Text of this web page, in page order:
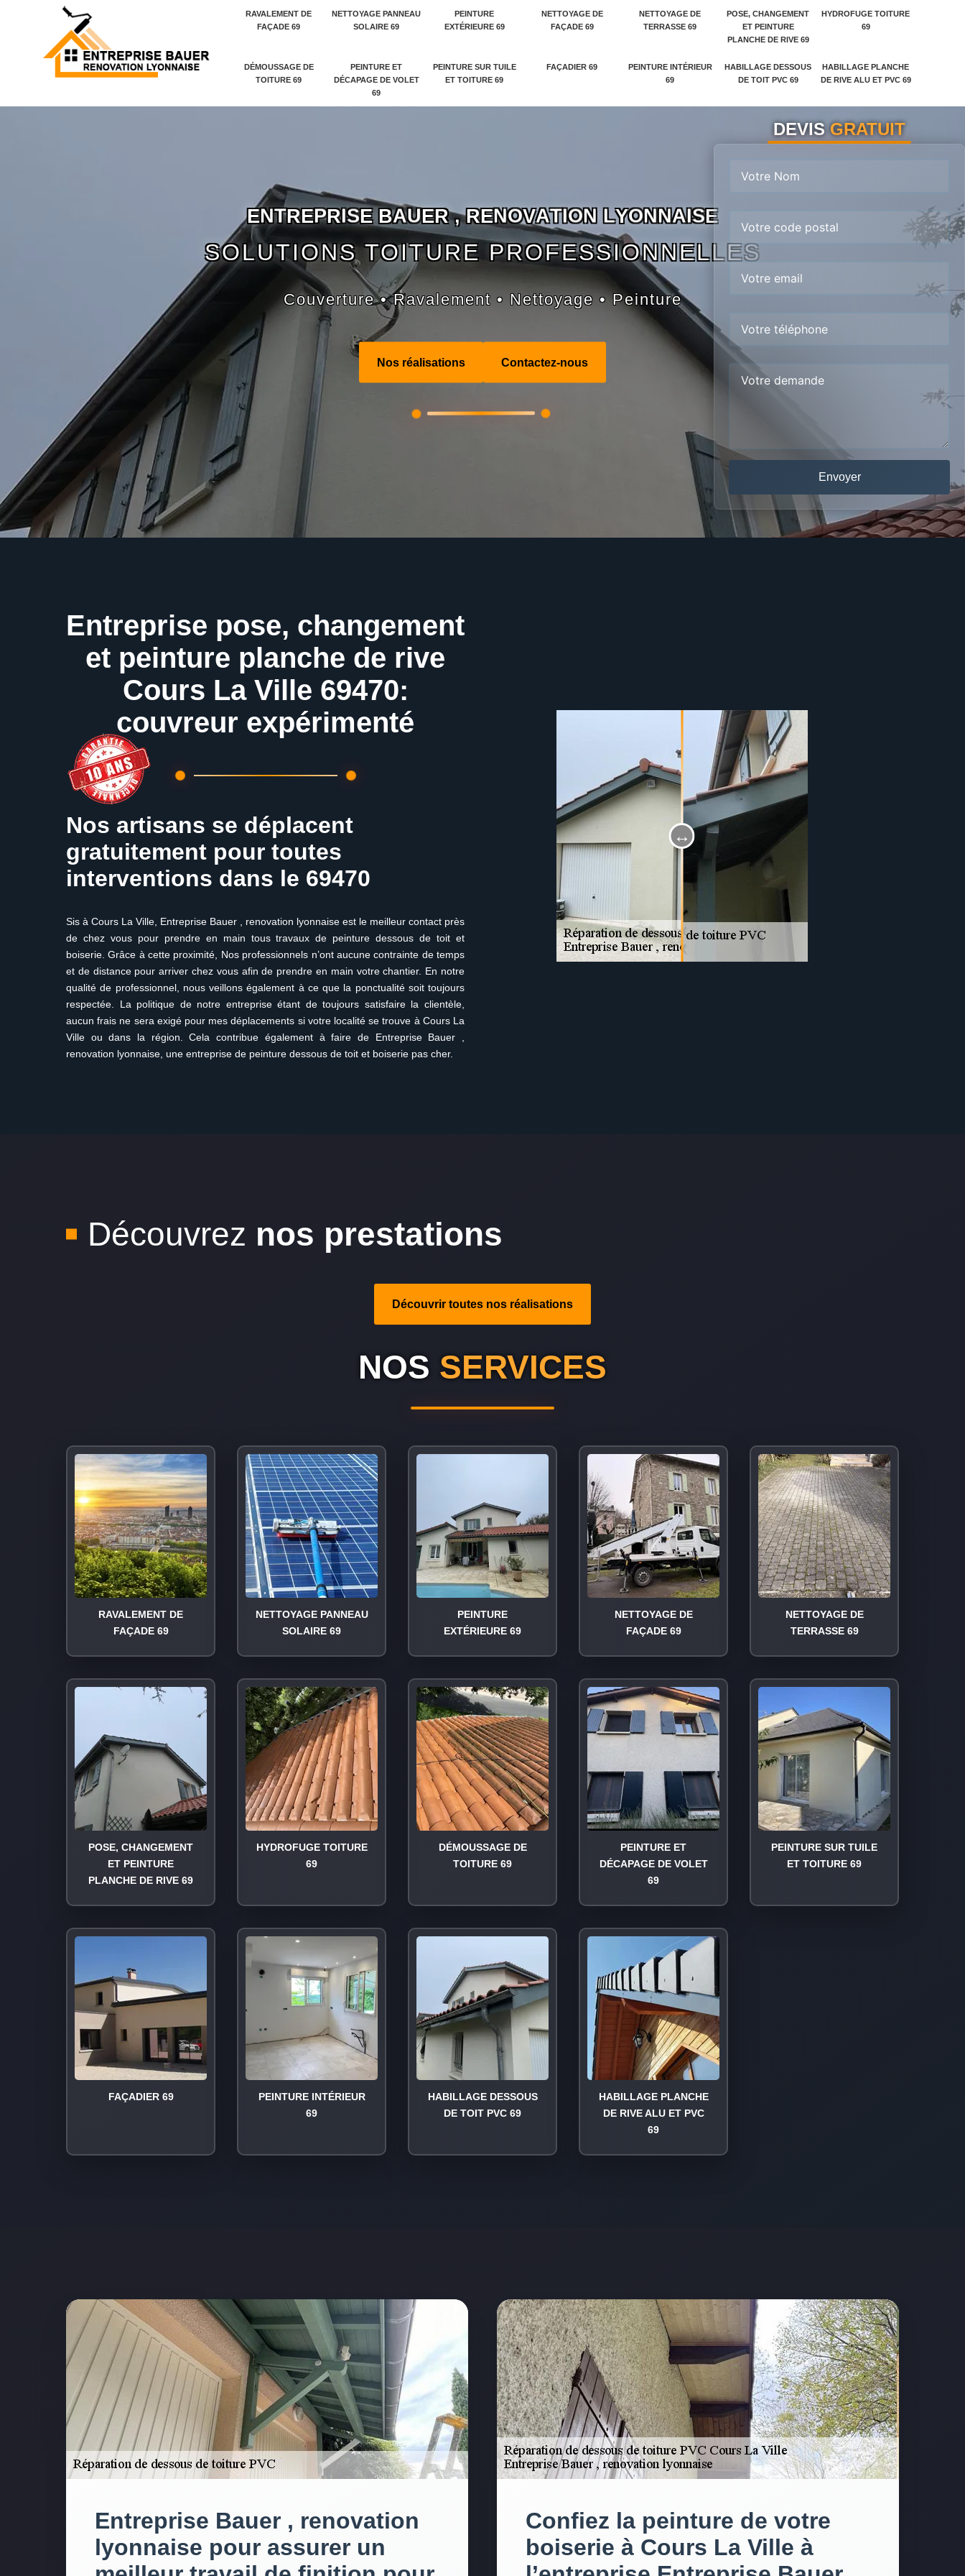
RAVALEMENT DE
FAÇADE 69
NETTOYAGE PANNEAU
SOLAIRE 69
PEINTURE
EXTÉRIEURE 69
NETTOYAGE DE
FAÇADE 69
NETTOYAGE DE
TERRASSE 69
POSE, CHANGEMENT
ET PEINTURE
PLANCHE DE RIVE 69
HYDROFUGE TOITURE
69
DÉMOUSSAGE DE
TOITURE 69
PEINTURE ET
DÉCAPAGE DE VOLET
69
PEINTURE SUR TUILE
ET TOITURE 69
FAÇADIER 69
PEINTURE INTÉRIEUR
69
HABILLAGE DESSOUS
DE TOIT PVC 69
HABILLAGE PLANCHE
DE RIVE ALU ET PVC 69
ENTREPRISE BAUER , RENOVATION LYONNAISE
SOLUTIONS TOITURE PROFESSIONNELLES
Couverture • Ravalement • Nettoyage • Peinture
Nos réalisations Contactez-nous
DEVISGRATUIT
Entreprise pose, changement
et peinture planche de rive
Cours La Ville 69470:
couvreur expérimenté
Nos artisans se déplacent
gratuitement pour toutes
interventions dans le 69470
Sis à Cours La Ville, Entreprise Bauer , renovation lyonnaise est le meilleur contact près
de chez vous pour prendre en main tous travaux de peinture dessous de toit et
boiserie. Grâce à cette proximité, Nos professionnels n’ont aucune contrainte de temps
et de distance pour arriver chez vous afin de prendre en main votre chantier. En notre
qualité de professionnel, nous veillons également à ce que la ponctualité soit toujours
respectée. La politique de notre entreprise étant de toujours satisfaire la clientèle,
aucun frais ne sera exigé pour mes déplacements si votre localité se trouve à Cours La
Ville ou dans la région. Cela contribue également à faire de Entreprise Bauer ,
renovation lyonnaise, une entreprise de peinture dessous de toit et boiserie pas cher.
Découvrez nos prestations
Découvrir toutes nos réalisations
NOS SERVICES
RAVALEMENT DE
FAÇADE 69
NETTOYAGE PANNEAU
SOLAIRE 69
PEINTURE
EXTÉRIEURE 69
NETTOYAGE DE
FAÇADE 69
NETTOYAGE DE
TERRASSE 69
POSE, CHANGEMENT
ET PEINTURE
PLANCHE DE RIVE 69
HYDROFUGE TOITURE
69
DÉMOUSSAGE DE
TOITURE 69
PEINTURE ET
DÉCAPAGE DE VOLET
69
PEINTURE SUR TUILE
ET TOITURE 69
FAÇADIER 69
PEINTURE INTÉRIEUR
69
HABILLAGE DESSOUS
DE TOIT PVC 69
HABILLAGE PLANCHE
DE RIVE ALU ET PVC
69
Entreprise Bauer , renovation
lyonnaise pour assurer un
Confiez la peinture de votre
boiserie à Cours La Ville à